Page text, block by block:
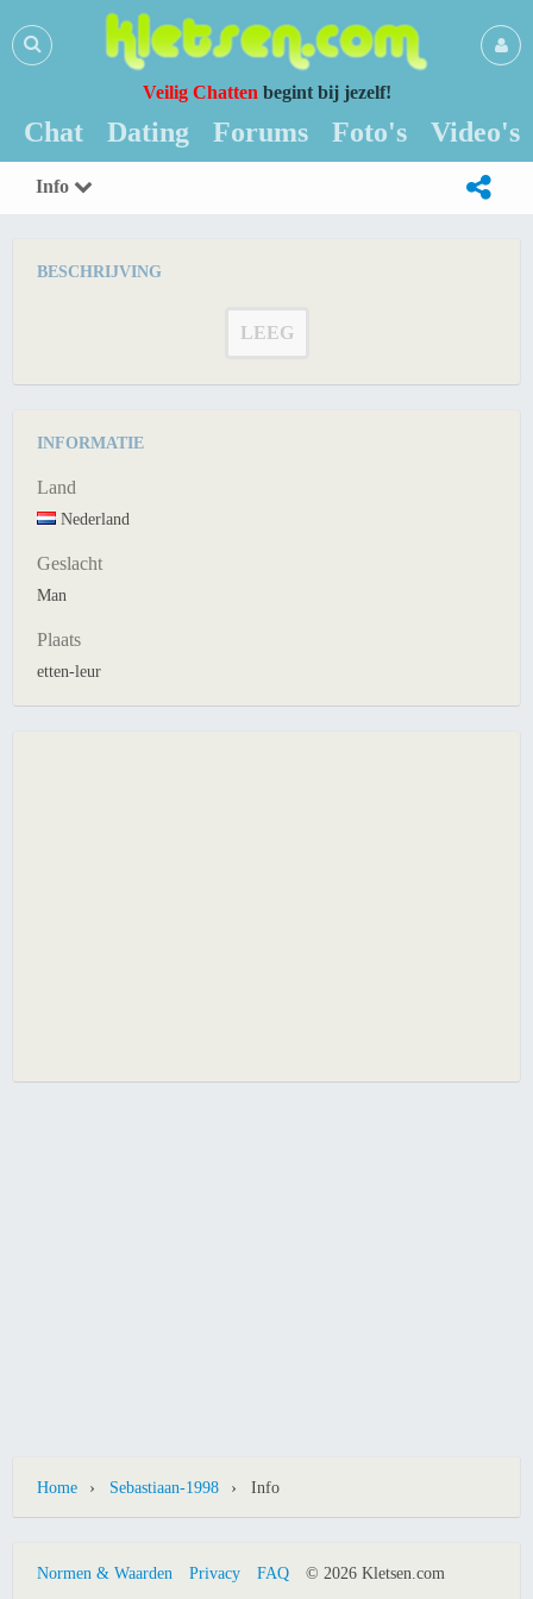
Veilig Chatten begint bij jezelf!
Chat Dating Forums Foto's Video's
Info
BESCHRIJVING
LEEG
INFORMATIE
Land
Nederland
Geslacht
Man
Plaats
etten-leur
Home › Sebastiaan-1998 › Info
Normen & Waarden Privacy FAQ © 2026 Kletsen.com